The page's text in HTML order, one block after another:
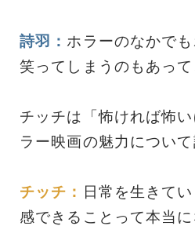
詩羽： ホラーのなかで
笑ってしまうのもあっ
チッチは「怖ければ怖
ラー映画の魅力について
チッチ：
日常を生きて
感できることって本当